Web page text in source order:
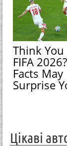
Think
FIFA
Facts May
Surprise
Цікаві